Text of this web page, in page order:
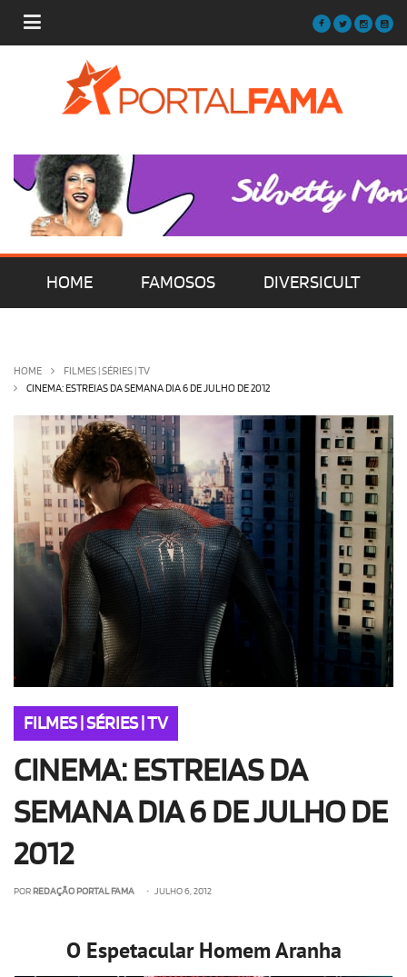
HOME FAMOSOS DIVERSICULT
OLHA ISSO! EU QUERO!
HOME
FILMES | SÉRIES | TV
CINEMA: ESTREIAS DA SEMANA DIA 6 DE JULHO DE 2012
FILMES | SÉRIES | TV
CINEMA: ESTREIAS DA
SEMANA DIA 6 DE JULHO DE
2012
POR REDAÇÃO PORTAL FAMA • JULHO 6, 2012
O Espetacular Homem Aranha